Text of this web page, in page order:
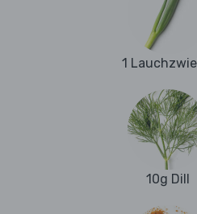
1
10g Dill